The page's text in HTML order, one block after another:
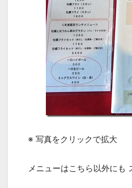
※ 写真をクリックで拡大
メニューはこちら以外にも